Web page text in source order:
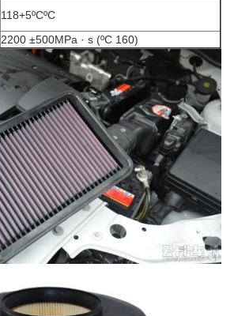
118+5ºCºC
2200 ±500MPa · s (ºC 160)